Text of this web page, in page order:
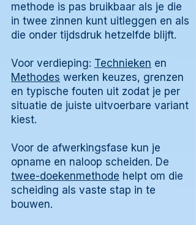
methode is pas bruikbaar als je die
in twee zinnen kunt uitleggen en als
die onder tijdsdruk hetzelfde blijft.
Voor verdieping: Technieken en
Methodes werken keuzes, grenzen
en typische fouten uit zodat je per
situatie de juiste uitvoerbare variant
kiest.
Voor de afwerkingsfase kun je
opname en naloop scheiden. De
twee-doekenmethode helpt om die
scheiding als vaste stap in te
bouwen.